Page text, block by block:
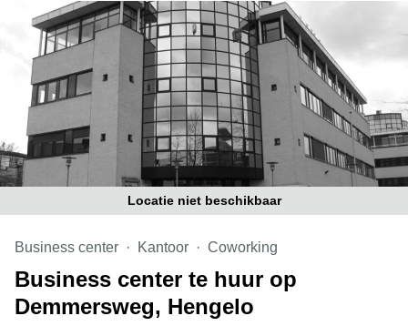
Tilburg
Zwolle
Amsterdam
Westpoort
Business
center
Hilversum
Business
center
Den
Coworking
Breda
Coworking
in Arnhem
Coworking
Locatie niet beschikbaar
Business center Kantoor Coworking
Business center te huur op
Demmersweg, Hengelo